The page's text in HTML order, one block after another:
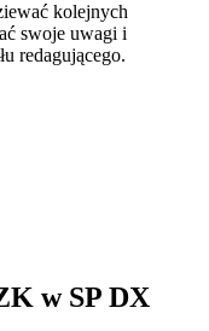
kolejnych
swoje uwagi i
redagującego.
w SP DX